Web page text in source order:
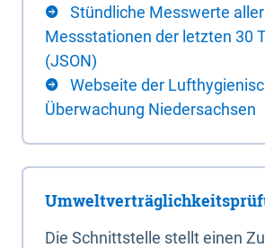
Stündliche Messwerte
Messstationen der letzten 30
(JSON)
Webseite der
Überwachung Niedersachsen
Die Schnittstelle stellt einen